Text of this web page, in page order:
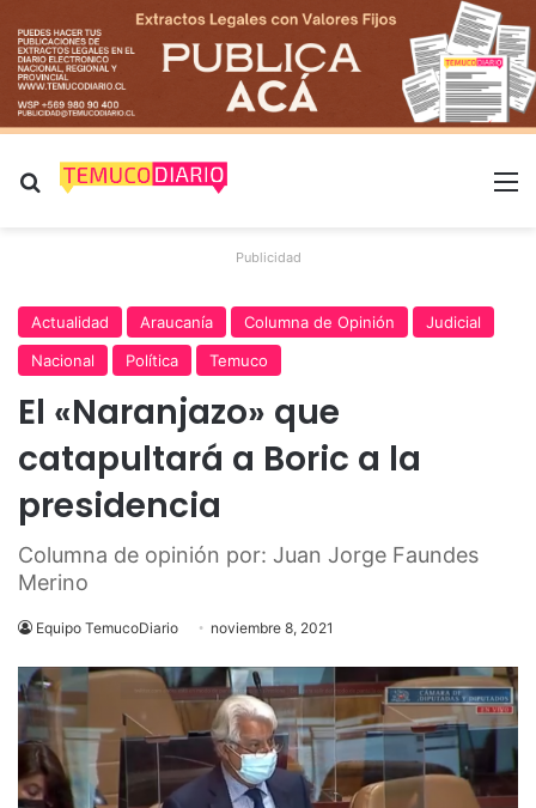
Buscar por
Publicidad
Actualidad Araucanía Columna de Opinión
Judicial
Nacional
Política Temuco
El «Naranjazo» que
catapultará a Boric a la
presidencia
Columna de opinión por: Juan Jorge Faundes
Merino
Equipo TemucoDiario noviembre 8, 2021